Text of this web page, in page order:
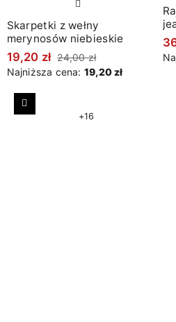
Skarpetki z wełny
merynosów niebieskie
19,20 zł 24,00 zł
Najniższa cena: 19,20 zł
+16
Poprzedni